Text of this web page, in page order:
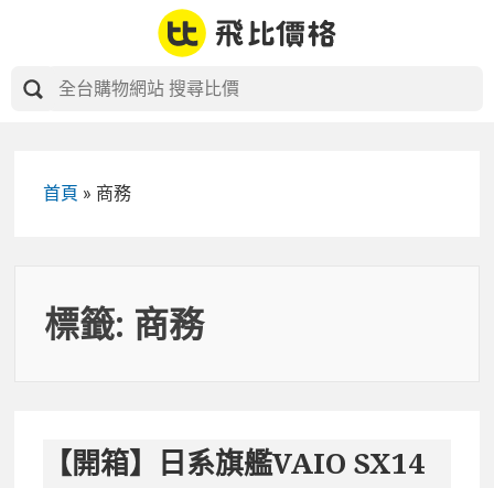
首頁 » 商務
標籤: 商務
【開箱】日系旗艦VAIO SX14